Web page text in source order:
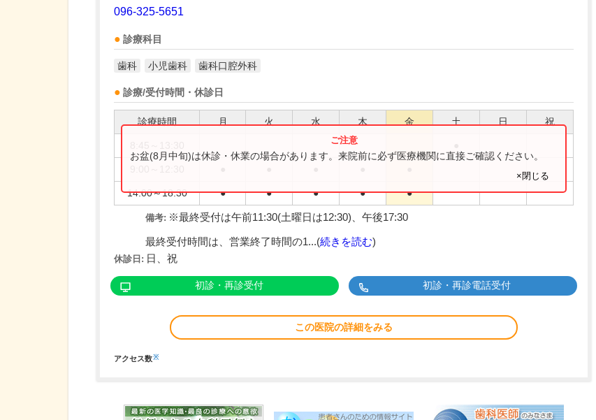
096-325-5651
診療科目
歯科 小児歯科 歯科口腔外科
診療/受付時間・休診日
診療時間 月 火 水 木 金 土 日 祝
14:00～18:30 ● ● ● ● ●
お盆(8月中旬)は休診・休業の場合があります。来院前に必ず医療機関に直接ご確認ください。
×閉じる
備考: ※最終受付は午前11:30(土曜日は12:30)、午後17:30
最終受付時間は、営業終了時間の1...(続きを読む)
休診日: 日、祝
初診・再診受付 初診・再診電話受付
この医院の詳細をみる
アクセス数※